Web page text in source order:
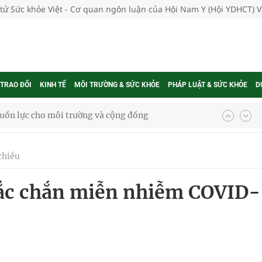
Sức khỏe Việt - Cơ quan ngôn luận của Hội Nam Y (Hội YDHCT)
ĐỔI KINH TẾ MÔI TRƯỜNG & SỨC KHỎE PHÁP LUẬT & SỨC KHỎE
lực cho môi trường và cộng đồng
riêng 2026
cấp cứu, điều trị đột quỵ
chắn miễn nhiễm COVID-